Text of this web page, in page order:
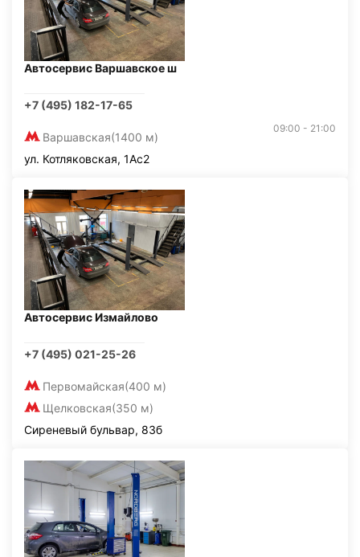
Автосервис Варшавское ш
+7 (495) 182-17-65
Варшавская(1400 м)
09:00 - 21:00
ул. Котляковская, 1Ас2
Автосервис Измайлово
+7 (495) 021-25-26
Первомайская(400 м)
Щелковская(350 м)
Сиреневый бульвар, 83б